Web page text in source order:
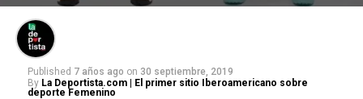
Published 7 años ago on 30 septiembre, 2019
By La Deportista.com | El primer sitio Iberoamericano sobre
deporte Femenino